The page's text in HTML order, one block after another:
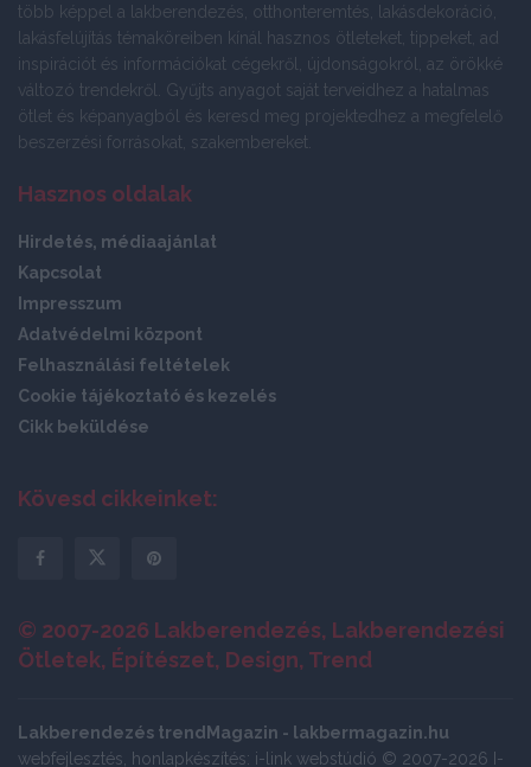
több képpel a lakberendezés, otthonteremtés, lakásdekoráció,
lakásfelújítás témaköreiben kínál hasznos ötleteket, tippeket, ad
inspirációt és információkat cégekről, újdonságokról, az örökké
változó trendekről. Gyűjts anyagot saját terveidhez a hatalmas
ötlet és képanyagból és keresd meg projektedhez a megfelelő
beszerzési forrásokat, szakembereket.
Hasznos oldalak
Hirdetés, médiaajánlat
Kapcsolat
Impresszum
Adatvédelmi központ
Felhasználási feltételek
Cookie tájékoztató és kezelés
Cikk beküldése
Kövesd cikkeinket:
© 2007-2026 Lakberendezés, Lakberendezési
Ötletek, Építészet, Design, Trend
Lakberendezés trendMagazin - lakbermagazin.hu
webfejlesztés, honlapkészítés: i-link webstúdió © 2007-2026 I-